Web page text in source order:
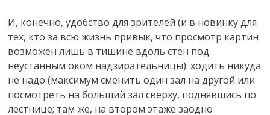
И, конечно, удобство для зрителей (и в новинку для
тех, кто за всю жизнь привык, что просмотр картин
возможен лишь в тишине вдоль стен под
неустанным оком надзирательницы): ходить никуда
не надо (максимум сменить один зал на другой или
посмотреть на больший зал сверху, поднявшись по
лестнице; там же, на втором этаже заодно